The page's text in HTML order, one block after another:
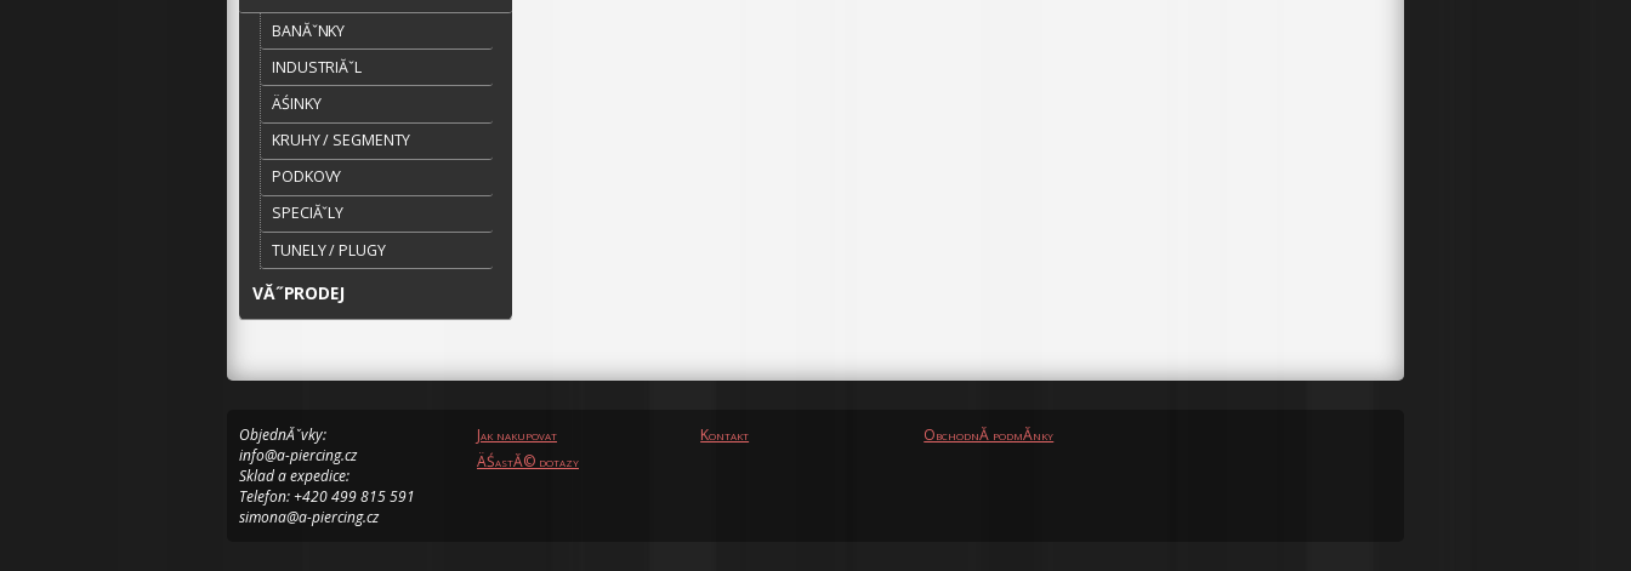
BANĂˇNKY
INDUSTRIĂˇL
ÄŚINKY
KRUHY / SEGMENTY
PODKOVY
SPECIĂˇLY
TUNELY / PLUGY
VĂ˝PRODEJ
ObjednĂˇvky:
info@a-piercing.cz
Sklad a expedice:
Telefon: +420 499 815 591
simona@a-piercing.cz
Jak nakupovat Kontakt
ObchodnĂ­ podmĂ­nky
ÄŚastĂ© dotazy